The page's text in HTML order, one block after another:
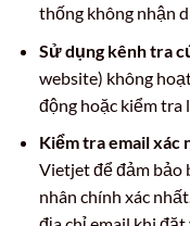
thống không nhận
Sử dụng kênh tra
website) không
động hoặc kiểm tra
Kiểm tra email xác
Vietjet để đảm bảo
nhân chính xác